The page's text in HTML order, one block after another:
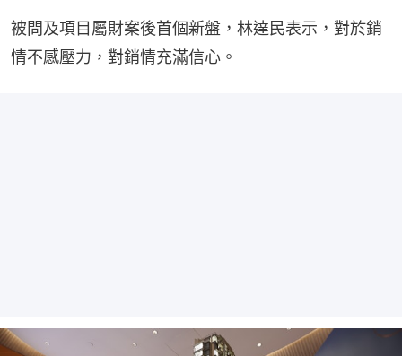
被問及項目屬財案後首個新盤，林達民表示，對於銷
情不感壓力，對銷情充滿信心。